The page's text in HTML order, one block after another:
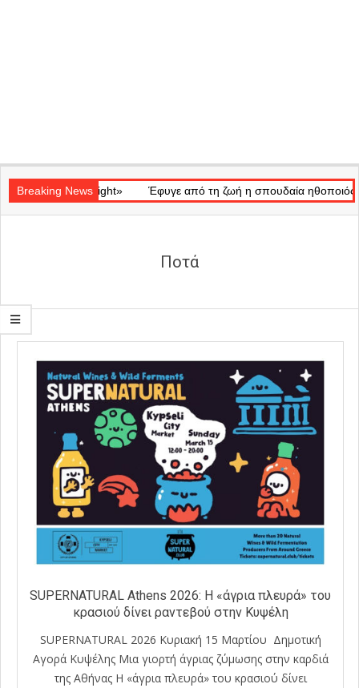
Navigation
Menu
Breaking News
«Ray of Light» Έφυγε από τη ζωή η σπουδαία ηθοποιός Μάρω
Ποτά
SUPERNATURAL Athens 2026: Η «άγρια πλευρά» του
κρασιού δίνει ραντεβού στην Κυψέλη
SUPERNATURAL 2026 Κυριακή 15 Μαρτίου Δημοτική
Αγορά Κυψέλης Μια γιορτή άγριας ζύμωσης στην καρδιά
της Αθήνας Η «άγρια πλευρά» του κρασιού δίνει